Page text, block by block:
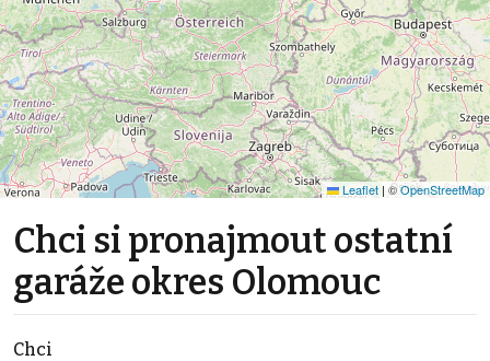
Leaflet | ©OpenStreetMap
Chci si pronajmout ostatní
garáže okres Olomouc
Chci